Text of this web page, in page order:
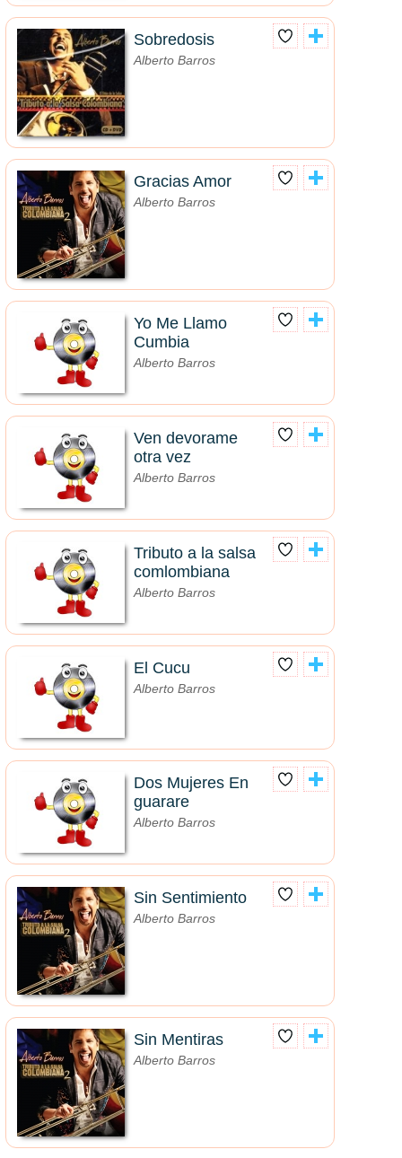
Sobredosis
Alberto Barros
Gracias Amor
Alberto Barros
Yo Me Llamo
Cumbia
Alberto Barros
Ven devorame
otra vez
Alberto Barros
Tributo a la salsa
comlombiana
Alberto Barros
El Cucu
Alberto Barros
Dos Mujeres En
guarare
Alberto Barros
Sin Sentimiento
Alberto Barros
Sin Mentiras
Alberto Barros